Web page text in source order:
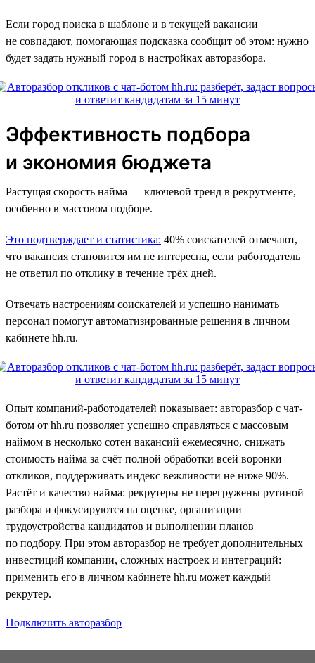
Если город поиска в шаблоне и в текущей вакансии
не совпадают, помогающая подсказка сообщит об этом: нужно
будет задать нужный город в настройках авторазбора.
Эффективность подбора
и экономия бюджета
Растущая скорость найма — ключевой тренд в рекрутменте,
особенно в массовом подборе.
Это подтверждает и статистика: 40% соискателей отмечают,
что вакансия становится им не интересна, если работодатель
не ответил по отклику в течение трёх дней.
Отвечать настроениям соискателей и успешно нанимать
персонал помогут автоматизированные решения в личном
кабинете hh.ru.
Опыт компаний-работодателей показывает: авторазбор с чат-
ботом от hh.ru позволяет успешно справляться с массовым
наймом в несколько сотен вакансий ежемесячно, снижать
стоимость найма за счёт полной обработки всей воронки
откликов, поддерживать индекс вежливости не ниже 90%.
Растёт и качество найма: рекрутеры не перегружены рутиной
разбора и фокусируются на оценке, организации
трудоустройства кандидатов и выполнении планов
по подбору. При этом авторазбор не требует дополнительных
инвестиций компании, сложных настроек и интеграций:
применить его в личном кабинете hh.ru может каждый
рекрутер.
Подключить авторазбор